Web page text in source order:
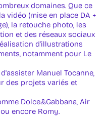
domaines. Que ce
vidéo (mise en place DA +
la retouche photo, les
et des réseaux sociaux
d'illustrations
notamment pour Le
Manuel Tocanne,
des projets variés et
Dolce&Gabbana, Air
encore Romy.